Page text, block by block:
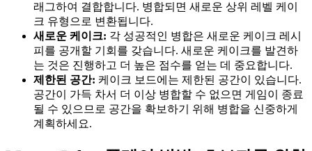
래그하여 결합합니다. 병합되면 새로운 상위 레벨 케이
크 유형으로 변환됩니다.
새로운 케이크: 각 성공적인 병합은 새로운 케이크 레시
피를 공개할 기회를 갖습니다. 새로운 케이크를 발견하
는 것은 진행하고 더 높은 점수를 얻는 데 중요합니다.
제한된 공간: 케이크 보드에는 제한된 공간이 있습니다.
공간이 가득 차서 더 이상 병합할 수 없으면 게임이 종료
될 수 있으므로 공간을 확보하기 위해 병합을 신중하게
계획하세요.